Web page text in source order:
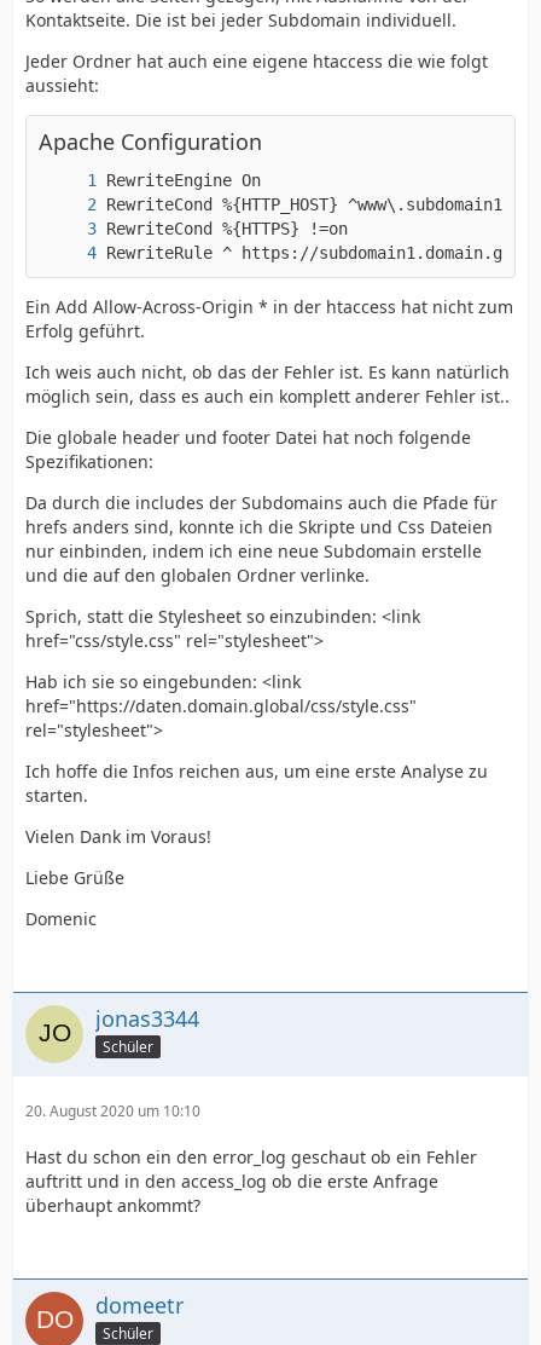
Kontaktseite. Die ist bei jeder Subdomain individuell.
Jeder Ordner hat auch eine eigene htaccess die wie folgt
aussieht:
Apache Configuration
RewriteRule ^ https://
Ein Add Allow-Across-Origin * in der htaccess hat nicht zum
Erfolg geführt.
Ich weis auch nicht, ob das der Fehler ist. Es kann natürlich
möglich sein, dass es auch ein komplett anderer Fehler ist..
Die globale header und footer Datei hat noch folgende
Spezifikationen:
Da durch die includes der Subdomains auch die Pfade für
hrefs anders sind, konnte ich die Skripte und Css Dateien
nur einbinden, indem ich eine neue Subdomain erstelle
und die auf den globalen Ordner verlinke.
Sprich, statt die Stylesheet so einzubinden: <link
href="css/style.css" rel="stylesheet">
Hab ich sie so eingebunden: <link
href="https://daten.domain.global/css/style.css"
rel="stylesheet">
Ich hoffe die Infos reichen aus, um eine erste Analyse zu
starten.
Vielen Dank im Voraus!
Liebe Grüße
Domenic
jonas3344
Schüler
20. August 2020 um 10:10
Hast du schon ein den error_log geschaut ob ein Fehler
auftritt und in den access_log ob die erste Anfrage
überhaupt ankommt?
domeetr
Schüler